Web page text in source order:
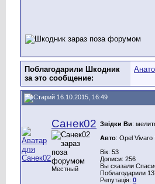
Поблагодарили Шкодник
за это сообщение:
16.10.2015, 16:49
Санек02
Местный
Звідки Ви:
Авто: Opel Vivaro
Вік: 53
Дописи: 256
Вы сказали
Поблагодарили
Репутація: 0